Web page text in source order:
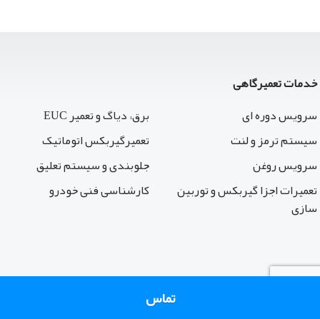
خدمات تعمیرگاهی
سرویس دوره ای
برق، دیاگ و تعمیر EUC
سیستم ترمز و لنت
تعمیرگیربکس اتوماتیک
سرویس روغن
جلوبندی و سیستم تعلیق
تعمیرات اجزا گیربکس و توربین
سازی
کارشناسی فنی خودرو
تماس